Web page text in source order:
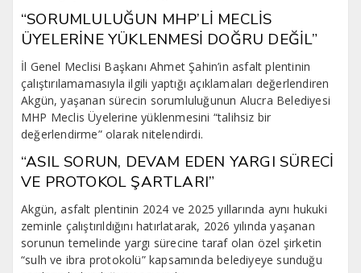
“SORUMLULUĞUN MHP’Lİ MECLİS
ÜYELERİNE YÜKLENMESİ DOĞRU DEĞİL”
İl Genel Meclisi Başkanı Ahmet Şahin’in asfalt plentinin
çalıştırılamamasıyla ilgili yaptığı açıklamaları değerlendiren
Akgün, yaşanan sürecin sorumluluğunun Alucra Belediyesi
MHP Meclis Üyelerine yüklenmesini “talihsiz bir
değerlendirme” olarak nitelendirdi.
“ASIL SORUN, DEVAM EDEN YARGI SÜRECİ
VE PROTOKOL ŞARTLARI”
Akgün, asfalt plentinin 2024 ve 2025 yıllarında aynı hukuki
zeminle çalıştırıldığını hatırlatarak, 2026 yılında yaşanan
sorunun temelinde yargı sürecine taraf olan özel şirketin
“sulh ve ibra protokolü” kapsamında belediyeye sunduğu